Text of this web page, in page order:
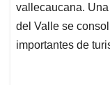
vallecaucana.
del Valle se
importantes de